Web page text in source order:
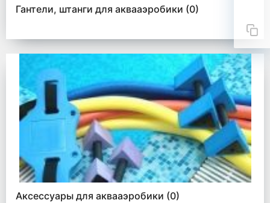
Гантели, штанги для аквааэробики (0)
Аксессуары для аквааэробики (0)